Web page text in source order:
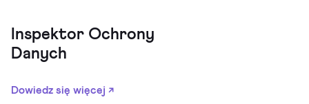
Inspektor Ochrony
Danych
Dowiedz się więcej ↗